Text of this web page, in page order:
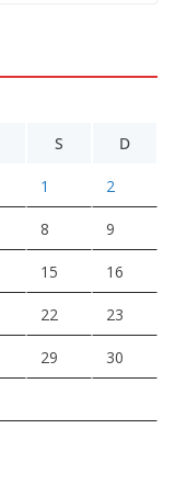
S D
1 2
8 9
15 16
22 23
29 30